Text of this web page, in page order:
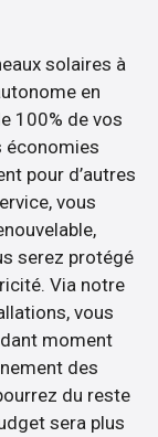
solaires à
en
100% de vos
économies
pour d’autres
vous
serez protégé
Via notre
vous
moment
des
du reste
sera plus